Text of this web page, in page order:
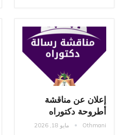
إعلان عن مناقشة
أطروحة دكتوراه
Othmani مايو 18, 2026